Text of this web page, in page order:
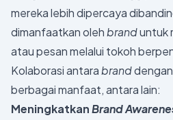
mereka lebih dipercaya
dimanfaatkan olehbranduntuk
atau pesan melalui tokoh
Kolaborasi antarabranddengan
berbagai manfaat, antara lain:
MeningkatkanBrand